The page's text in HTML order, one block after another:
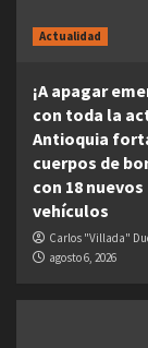
Actualidad
¡A apagar
con toda la
Antioquia
cuerpos de
con 18 nuevos
vehículos
Carlos "Villada"
agosto 6, 2026